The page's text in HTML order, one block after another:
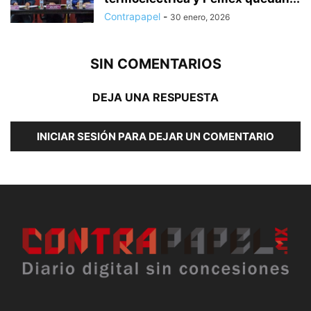
Contrapapel - 30 enero, 2026
SIN COMENTARIOS
DEJA UNA RESPUESTA
INICIAR SESIÓN PARA DEJAR UN COMENTARIO